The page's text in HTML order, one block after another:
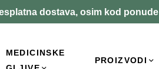
dostava, osim kod
MEDICINSKE
PROIZVODI